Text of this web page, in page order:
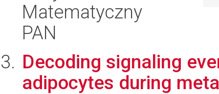
Matematyczny
PAN
Decoding signaling
adipocytes during